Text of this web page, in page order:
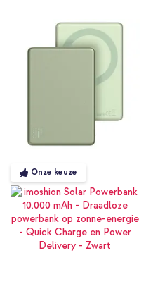
Onze keuze